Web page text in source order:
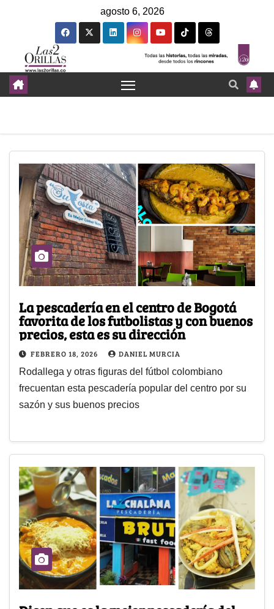
agosto 6, 2026
La pescadería en el centro de Bogotá
favorita de los futbolistas y con buenos
precios, esta es su dirección
FEBRERO 18, 2026 DANIEL MURCIA
Rodallega y otras figuras del fútbol colombiano
frecuentan esta pescadería popular del centro por su
sazón y sus buenos precios